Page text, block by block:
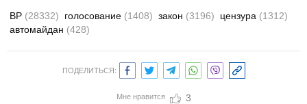
ВР (28332) голосование (1408) закон (3196) цензура (1312)
автомайдан (428)
ПОДЕЛИТЬСЯ:
Мне нравится 3